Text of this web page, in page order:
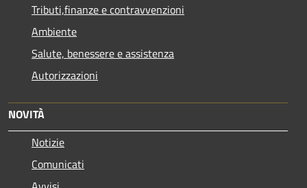
Tributi,finanze e contravvenzioni
Ambiente
Salute, benessere e assistenza
Autorizzazioni
NOVITÀ
Notizie
Comunicati